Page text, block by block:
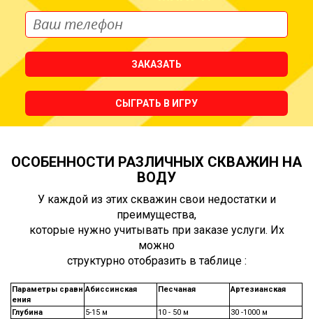
ЗАКАЗАТЬ
СЫГРАТЬ В ИГРУ
ОСОБЕННОСТИ РАЗЛИЧНЫХ СКВАЖИН НА
ВОДУ
У каждой из этих скважин свои недостатки и
преимущества,
которые нужно учитывать при заказе услуги. Их
можно
структурно отобразить в таблице :
Параметры сравн
ения
Абиссинская Песчаная Артезианская
Глубина 5-15 м 10 - 50 м
30 -1000 м